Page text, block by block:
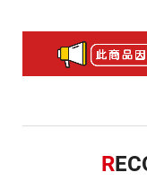
R